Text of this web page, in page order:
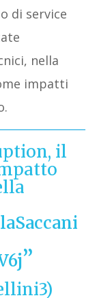
di service
nella
impatti
il